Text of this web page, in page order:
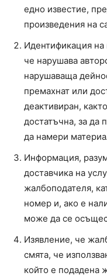
едно известие,
произведения на
Идентификация на
че нарушава
нарушаваща
премахнат или
деактивиран,
достатъчна, за да
да намери
Информация,
доставчика на
жалбоподателя,
номер и, ако е
може да се
Изявление, че
смята, че
който е подадена